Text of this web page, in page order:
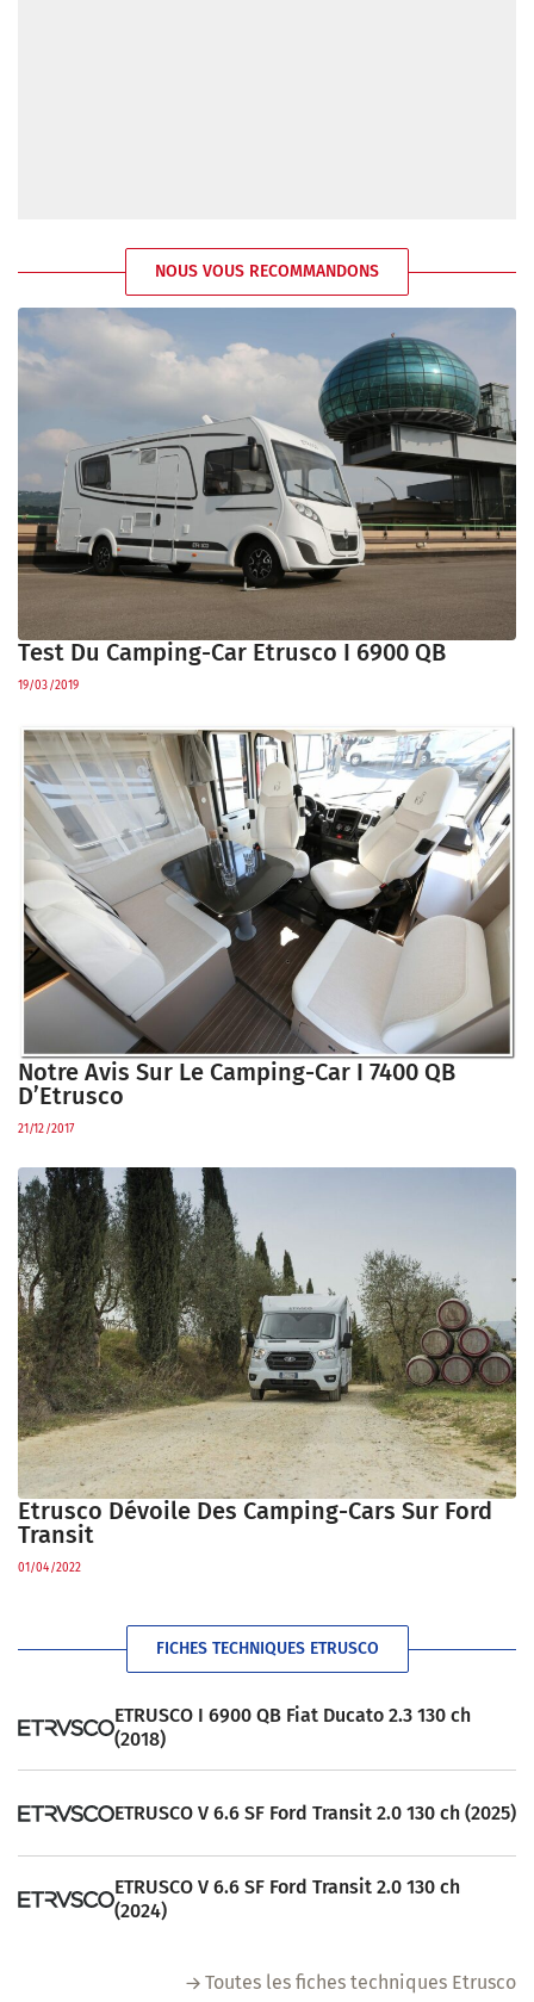
NOUS VOUS RECOMMANDONS
Test Du Camping-Car Etrusco I 6900 QB
19/03/2019
Notre Avis Sur Le Camping-Car I 7400 QB
D’Etrusco
21/12/2017
Etrusco Dévoile Des Camping-Cars Sur Ford
Transit
01/04/2022
FICHES TECHNIQUES ETRUSCO
ETRUSCO I 6900 QB Fiat Ducato 2.3 130 ch
(2018)
ETRUSCO V 6.6 SF Ford Transit 2.0 130 ch (2025)
ETRUSCO V 6.6 SF Ford Transit 2.0 130 ch
(2024)
Toutes les fiches techniques Etrusco